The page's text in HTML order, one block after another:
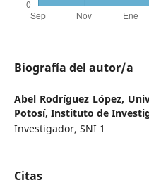
Biografía del autor/a
Abel Rodríguez López,
Potosí, Instituto de
Investigador, SNI 1
Citas